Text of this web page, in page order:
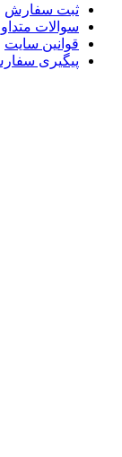
ثبت سفارش
سوالات
قوانین سایت
پیگیری